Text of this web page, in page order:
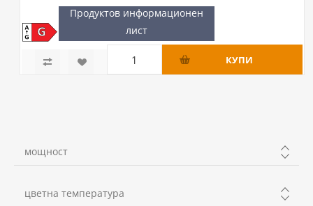
Продуктов информационен
лист
мощност
цветна температура